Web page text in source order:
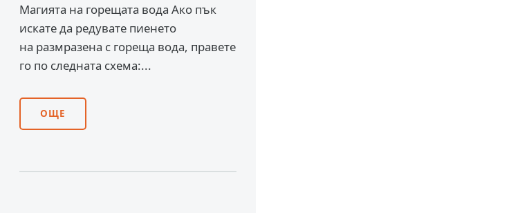
Магията на горещата вода Ако пък
искате да редувате пиенето
на размразена с гореща вода, правете
го по следната схема:...
ОЩЕ